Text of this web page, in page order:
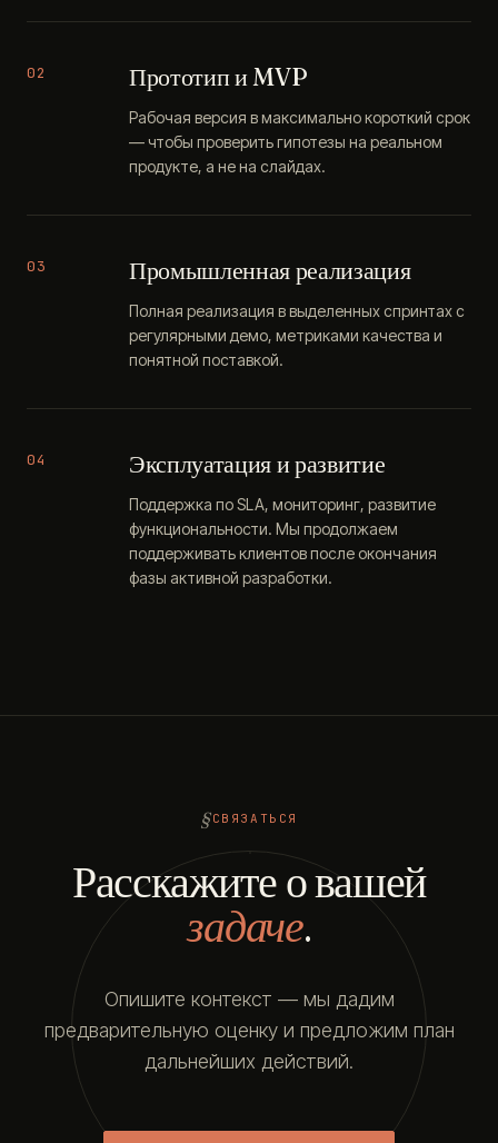
02 Прототип и MVP
Рабочая версия в максимально короткий срок
— чтобы проверить гипотезы на реальном
продукте, а не на слайдах.
03 Промышленная реализация
Полная реализация в выделенных спринтах с
регулярными демо, метриками качества и
понятной поставкой.
04 Эксплуатация и развитие
Поддержка по SLA, мониторинг, развитие
функциональности. Мы продолжаем
поддерживать клиентов после окончания
фазы активной разработки.
СВЯЗАТЬСЯ
Расскажите о вашей
задаче.
Опишите контекст — мы дадим
предварительную оценку и предложим план
дальнейших действий.